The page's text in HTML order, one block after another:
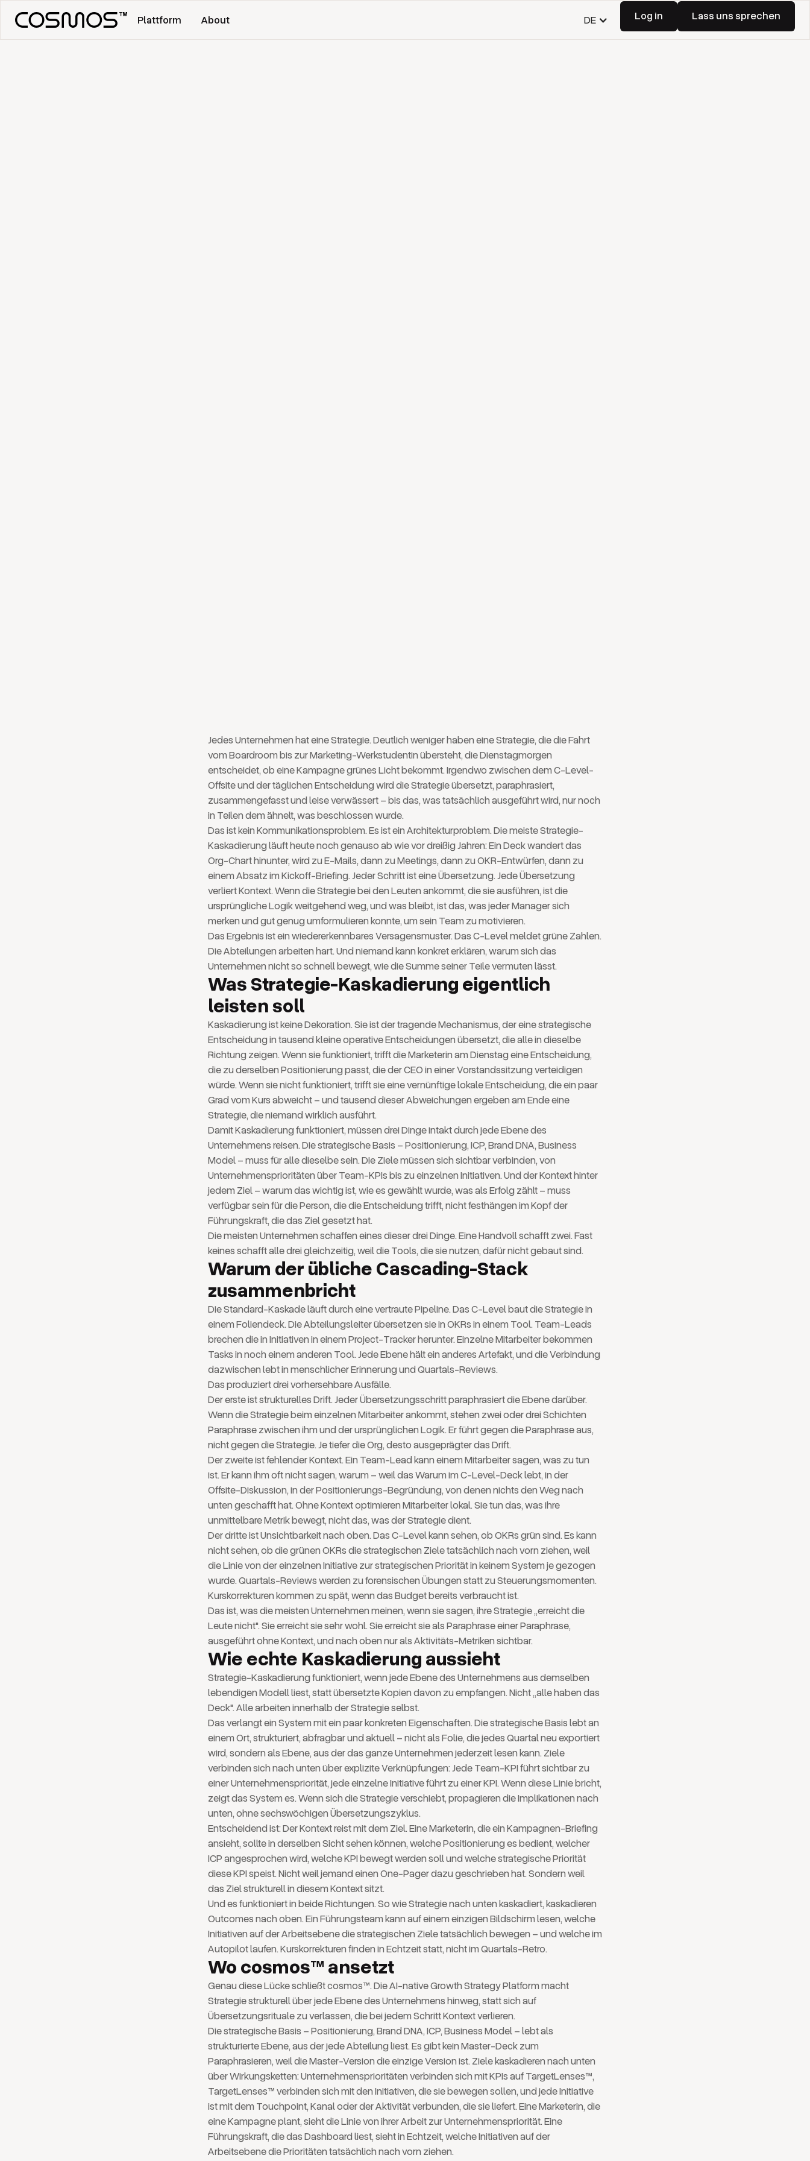
Plattform About DE
Log in
Log in
Lass uns sprechen
Lass uns sprechen
Jedes Unternehmen hat eine Strategie. Deutlich weniger haben eine Strategie, die die Fahrt
vom Boardroom bis zur Marketing-Werkstudentin übersteht, die Dienstagmorgen
entscheidet, ob eine Kampagne grünes Licht bekommt. Irgendwo zwischen dem C-Level-
Offsite und der täglichen Entscheidung wird die Strategie übersetzt, paraphrasiert,
zusammengefasst und leise verwässert – bis das, was tatsächlich ausgeführt wird, nur noch
in Teilen dem ähnelt, was beschlossen wurde.
Das ist kein Kommunikationsproblem. Es ist ein Architekturproblem. Die meiste Strategie-
Kaskadierung läuft heute noch genauso ab wie vor dreißig Jahren: Ein Deck wandert das
Org-Chart hinunter, wird zu E-Mails, dann zu Meetings, dann zu OKR-Entwürfen, dann zu
einem Absatz im Kickoff-Briefing. Jeder Schritt ist eine Übersetzung. Jede Übersetzung
verliert Kontext. Wenn die Strategie bei den Leuten ankommt, die sie ausführen, ist die
ursprüngliche Logik weitgehend weg, und was bleibt, ist das, was jeder Manager sich
merken und gut genug umformulieren konnte, um sein Team zu motivieren.
Das Ergebnis ist ein wiedererkennbares Versagensmuster. Das C-Level meldet grüne Zahlen.
Die Abteilungen arbeiten hart. Und niemand kann konkret erklären, warum sich das
Unternehmen nicht so schnell bewegt, wie die Summe seiner Teile vermuten lässt.
Was Strategie-Kaskadierung eigentlich
leisten soll
Kaskadierung ist keine Dekoration. Sie ist der tragende Mechanismus, der eine strategische
Entscheidung in tausend kleine operative Entscheidungen übersetzt, die alle in dieselbe
Richtung zeigen. Wenn sie funktioniert, trifft die Marketerin am Dienstag eine Entscheidung,
die zu derselben Positionierung passt, die der CEO in einer Vorstandssitzung verteidigen
würde. Wenn sie nicht funktioniert, trifft sie eine vernünftige lokale Entscheidung, die ein paar
Grad vom Kurs abweicht – und tausend dieser Abweichungen ergeben am Ende eine
Strategie, die niemand wirklich ausführt.
Damit Kaskadierung funktioniert, müssen drei Dinge intakt durch jede Ebene des
Unternehmens reisen. Die strategische Basis – Positionierung, ICP, Brand DNA, Business
Model – muss für alle dieselbe sein. Die Ziele müssen sich sichtbar verbinden, von
Unternehmensprioritäten über Team-KPIs bis zu einzelnen Initiativen. Und der Kontext hinter
jedem Ziel – warum das wichtig ist, wie es gewählt wurde, was als Erfolg zählt – muss
verfügbar sein für die Person, die die Entscheidung trifft, nicht festhängen im Kopf der
Führungskraft, die das Ziel gesetzt hat.
Die meisten Unternehmen schaffen eines dieser drei Dinge. Eine Handvoll schafft zwei. Fast
keines schafft alle drei gleichzeitig, weil die Tools, die sie nutzen, dafür nicht gebaut sind.
Warum der übliche Cascading-Stack
zusammenbricht
Die Standard-Kaskade läuft durch eine vertraute Pipeline. Das C-Level baut die Strategie in
einem Foliendeck. Die Abteilungsleiter übersetzen sie in OKRs in einem Tool. Team-Leads
brechen die in Initiativen in einem Project-Tracker herunter. Einzelne Mitarbeiter bekommen
Tasks in noch einem anderen Tool. Jede Ebene hält ein anderes Artefakt, und die Verbindung
dazwischen lebt in menschlicher Erinnerung und Quartals-Reviews.
Das produziert drei vorhersehbare Ausfälle.
Der erste ist strukturelles Drift. Jeder Übersetzungsschritt paraphrasiert die Ebene darüber.
Wenn die Strategie beim einzelnen Mitarbeiter ankommt, stehen zwei oder drei Schichten
Paraphrase zwischen ihm und der ursprünglichen Logik. Er führt gegen die Paraphrase aus,
nicht gegen die Strategie. Je tiefer die Org, desto ausgeprägter das Drift.
Der zweite ist fehlender Kontext. Ein Team-Lead kann einem Mitarbeiter sagen, was zu tun
ist. Er kann ihm oft nicht sagen, warum – weil das Warum im C-Level-Deck lebt, in der
Offsite-Diskussion, in der Positionierungs-Begründung, von denen nichts den Weg nach
unten geschafft hat. Ohne Kontext optimieren Mitarbeiter lokal. Sie tun das, was ihre
unmittelbare Metrik bewegt, nicht das, was der Strategie dient.
Der dritte ist Unsichtbarkeit nach oben. Das C-Level kann sehen, ob OKRs grün sind. Es kann
nicht sehen, ob die grünen OKRs die strategischen Ziele tatsächlich nach vorn ziehen, weil
die Linie von der einzelnen Initiative zur strategischen Priorität in keinem System je gezogen
wurde. Quartals-Reviews werden zu forensischen Übungen statt zu Steuerungsmomenten.
Kurskorrekturen kommen zu spät, wenn das Budget bereits verbraucht ist.
Das ist, was die meisten Unternehmen meinen, wenn sie sagen, ihre Strategie „erreicht die
Leute nicht". Sie erreicht sie sehr wohl. Sie erreicht sie als Paraphrase einer Paraphrase,
ausgeführt ohne Kontext, und nach oben nur als Aktivitäts-Metriken sichtbar.
Wie echte Kaskadierung aussieht
Strategie-Kaskadierung funktioniert, wenn jede Ebene des Unternehmens aus demselben
lebendigen Modell liest, statt übersetzte Kopien davon zu empfangen. Nicht „alle haben das
Deck". Alle arbeiten innerhalb der Strategie selbst.
Das verlangt ein System mit ein paar konkreten Eigenschaften. Die strategische Basis lebt an
einem Ort, strukturiert, abfragbar und aktuell – nicht als Folie, die jedes Quartal neu exportiert
wird, sondern als Ebene, aus der das ganze Unternehmen jederzeit lesen kann. Ziele
verbinden sich nach unten über explizite Verknüpfungen: Jede Team-KPI führt sichtbar zu
einer Unternehmenspriorität, jede einzelne Initiative führt zu einer KPI. Wenn diese Linie bricht,
zeigt das System es. Wenn sich die Strategie verschiebt, propagieren die Implikationen nach
unten, ohne sechswöchigen Übersetzungszyklus.
Entscheidend ist: Der Kontext reist mit dem Ziel. Eine Marketerin, die ein Kampagnen-Briefing
ansieht, sollte in derselben Sicht sehen können, welche Positionierung es bedient, welcher
ICP angesprochen wird, welche KPI bewegt werden soll und welche strategische Priorität
diese KPI speist. Nicht weil jemand einen One-Pager dazu geschrieben hat. Sondern weil
das Ziel strukturell in diesem Kontext sitzt.
Und es funktioniert in beide Richtungen. So wie Strategie nach unten kaskadiert, kaskadieren
Outcomes nach oben. Ein Führungsteam kann auf einem einzigen Bildschirm lesen, welche
Initiativen auf der Arbeitsebene die strategischen Ziele tatsächlich bewegen – und welche im
Autopilot laufen. Kurskorrekturen finden in Echtzeit statt, nicht im Quartals-Retro.
Wo cosmos™ ansetzt
Genau diese Lücke schließt cosmos™. Die AI-native Growth Strategy Platform macht
Strategie strukturell über jede Ebene des Unternehmens hinweg, statt sich auf
Übersetzungsrituale zu verlassen, die bei jedem Schritt Kontext verlieren.
Die strategische Basis – Positionierung, Brand DNA, ICP, Business Model – lebt als
strukturierte Ebene, aus der jede Abteilung liest. Es gibt kein Master-Deck zum
Paraphrasieren, weil die Master-Version die einzige Version ist. Ziele kaskadieren nach unten
über Wirkungsketten: Unternehmensprioritäten verbinden sich mit KPIs auf TargetLenses™,
TargetLenses™ verbinden sich mit den Initiativen, die sie bewegen sollen, und jede Initiative
ist mit dem Touchpoint, Kanal oder der Aktivität verbunden, die sie liefert. Eine Marketerin, die
eine Kampagne plant, sieht die Linie von ihrer Arbeit zur Unternehmenspriorität. Eine
Führungskraft, die das Dashboard liest, sieht in Echtzeit, welche Initiativen auf der
Arbeitsebene die Prioritäten tatsächlich nach vorn ziehen.